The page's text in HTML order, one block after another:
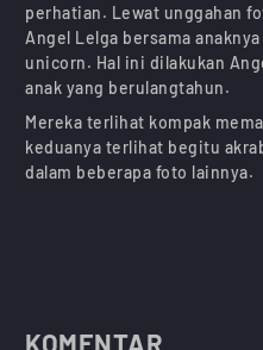
perhatian. Lewat unggahan
Angel Lelga bersama
unicorn. Hal ini dilakukan
anak yang berulangtahun.
Mereka terlihat kompak
keduanya terlihat begitu
dalam beberapa foto lainnya.
KOMENTAR